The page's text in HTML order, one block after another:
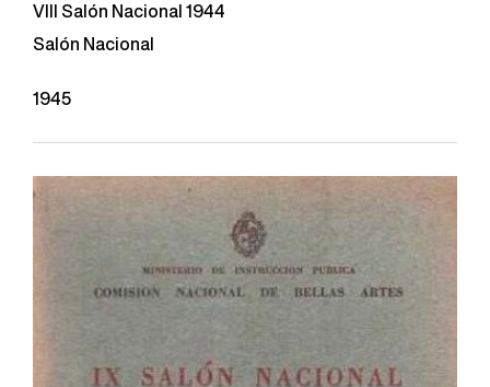
VIII Salón Nacional 1944
Salón Nacional
1945